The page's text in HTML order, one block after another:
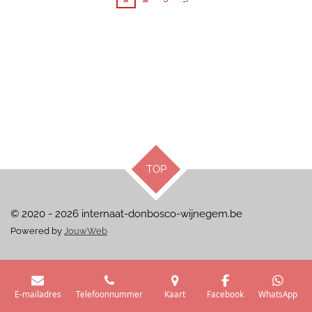
TOP
© 2020 - 2026 internaat-donbosco-wijnegem.be
Powered by JouwWeb
E-mailadres Telefoonnummer Kaart Facebook WhatsApp